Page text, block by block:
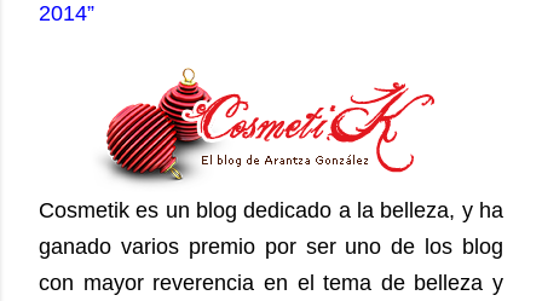
2014”
Cosmetik es un blog dedicado a la belleza, y ha
ganado varios premio por ser uno de los blog
con mayor reverencia en el tema de belleza y